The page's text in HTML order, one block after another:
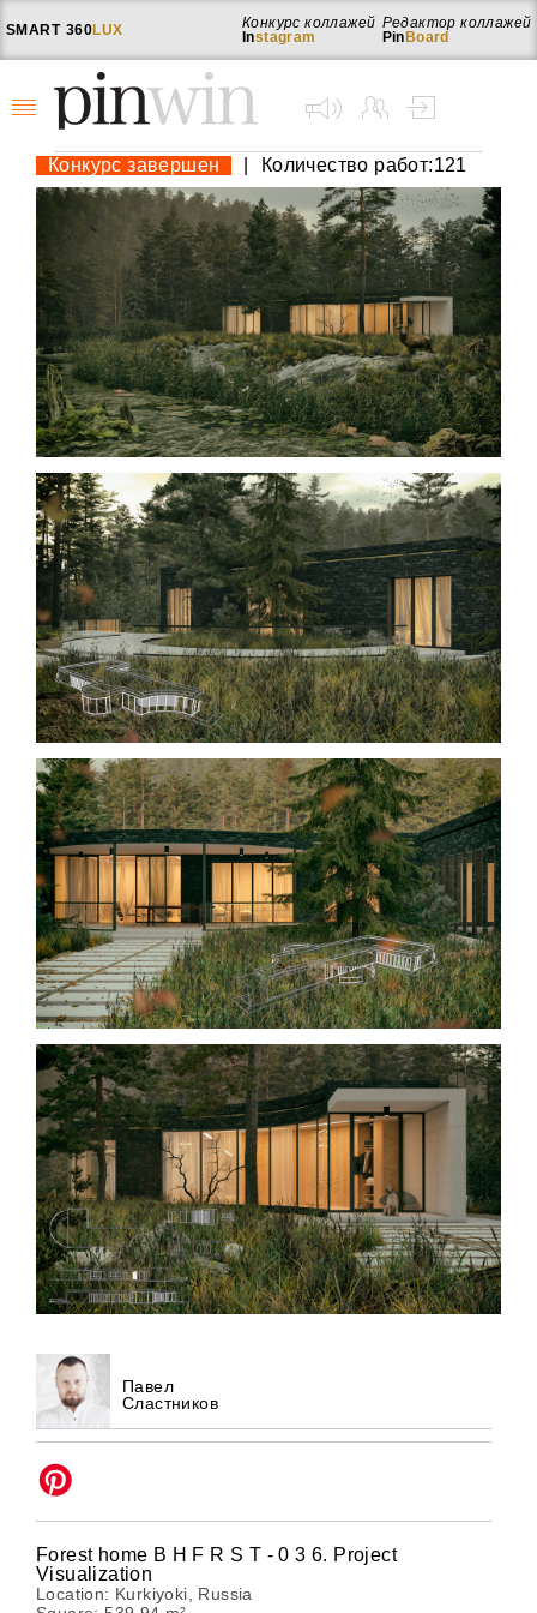
SMART 360LUX
Редактор коллажей
Pin Board
Конкурс коллажей
Instagram
Конкурс завершен Количество работ:121
Павел
Сластников
Forest home B H F R S T - 0 3 6. Project
Visualization
Location: Kurkiyoki, Russia